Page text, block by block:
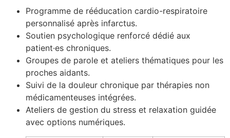
Programme de rééducation cardio-respiratoire
personnalisé après infarctus.
Soutien psychologique renforcé dédié aux
patient·es chroniques.
Groupes de parole et ateliers thématiques pour les
proches aidants.
Suivi de la douleur chronique par thérapies non
médicamenteuses intégrées.
Ateliers de gestion du stress et relaxation guidée
avec options numériques.